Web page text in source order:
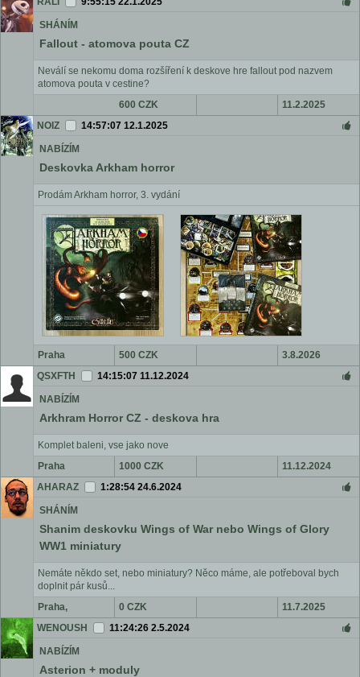
SHÁNÍM
Fallout - atomova pouta CZ
Neválí se nekomu doma rozšíření k deskove hre fallout pod nazvem
atomova pouta v cestine?
600 CZK
11.2.2025
NOIZ
14:57:07 12.1.2025
NABÍZÍM
Deskovka Arkham horror
Prodám Arkham horror, 3. vydání
Praha 500 CZK
3.8.2026
QSXFTH
14:15:07 11.12.2024
NABÍZÍM
Arkhram Horror CZ - deskova hra
Komplet baleni, vse jako nove
Praha
1000 CZK
11.12.2024
AHARAZ
1:28:54 24.6.2024
SHÁNÍM
Shanim deskovku Wings of War nebo Wings of Glory
WW1 miniatury
Nemáte někdo set, nebo miniatury? Něco máme, ale potřeboval bych
doplnit pár kusů...
Praha,
Benešov, ČR
0 CZK
11.7.2025
WENOUSH
11:24:26 2.5.2024
NABÍZÍM
Asterion + moduly